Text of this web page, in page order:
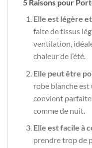
5 Raisons pour
Elle est légère
faite de tissus
ventilation,
chaleur de l’été.
Elle peut être
robe blanche
convient
comme de nuit.
Elle est facile à
prendre trop de